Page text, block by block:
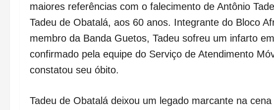
maiores referências com o falecimento de Antônio
Tadeu de Obatalá, aos 60 anos. Integrante do Bloco
membro da Banda Guetos, Tadeu sofreu um infarto
confirmado pela equipe do Serviço de Atendimento
constatou seu óbito.
Tadeu de Obatalá deixou um legado marcante na